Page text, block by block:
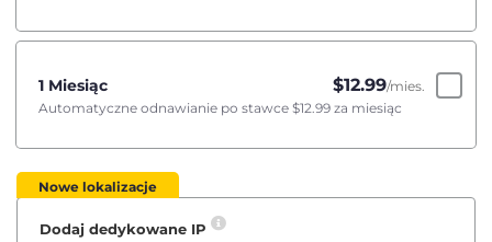
1 Miesiąc $12.99/mies.
Automatyczne odnawianie po stawce $12.99 za miesiąc
Nowe lokalizacje
Dodaj dedykowane IP